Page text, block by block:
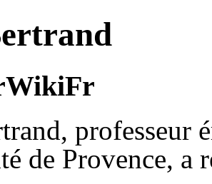
professeur
de Provence, a